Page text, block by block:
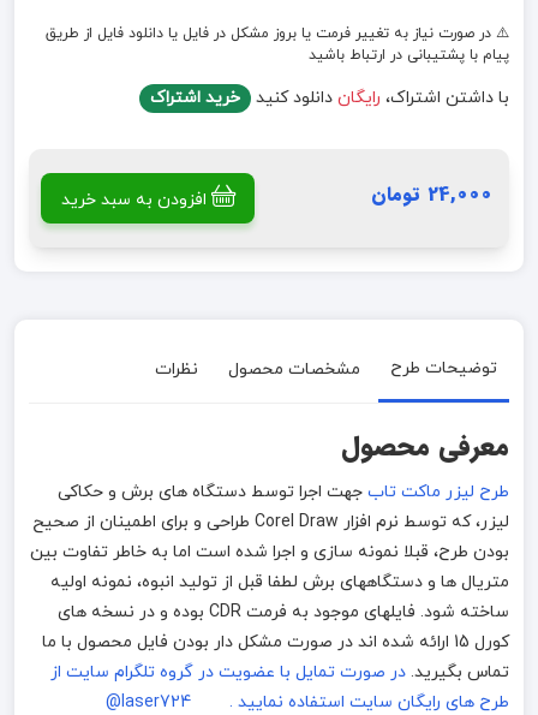
⚠️ در صورت نیاز به تغییر فرمت یا بروز مشکل در فایل یا دانلود فایل از طریق
پیام با پشتیبانی در ارتباط باشید
با داشتن اشتراک، رایگان دانلود کنید خرید اشتراک
24,000 تومان افزودن به سبد خرید
توضیحات طرح مشخصات محصول نظرات
معرفی محصول
طرح لیزر ماکت تاب جهت اجرا توسط دستگاه های برش و حکاکی
لیزر، که توسط نرم افزار Corel Draw طراحی و برای اطمینان از صحیح
بودن طرح، قبلا نمونه سازی و اجرا شده است اما به خاطر تفاوت بین
متریال ها و دستگاههای برش لطفا قبل از تولید انبوه، نمونه اولیه
ساخته شود. فایلهای موجود به فرمت CDR بوده و در نسخه های
کورل 15 ارائه شده اند در صورت مشکل دار بودن فایل محصول با ما
تماس بگیرید. در صورت تمایل با عضویت در گروه تلگرام سایت از
طرح های رایگان سایت استفاده نمایید . laser724@